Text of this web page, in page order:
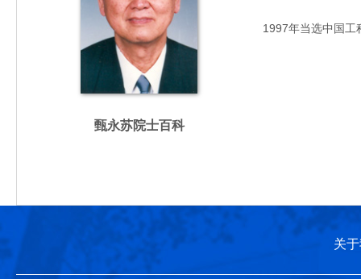
甄永苏院士百科
1997年当选中国工
关